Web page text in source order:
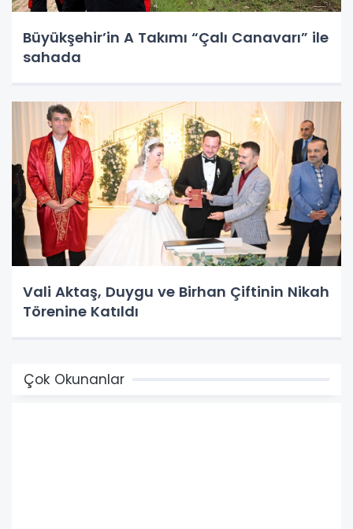
Büyükşehir’in A Takımı “Çalı Canavarı” ile
sahada
Vali Aktaş, Duygu ve Birhan Çiftinin Nikah
Törenine Katıldı
Çok Okunanlar